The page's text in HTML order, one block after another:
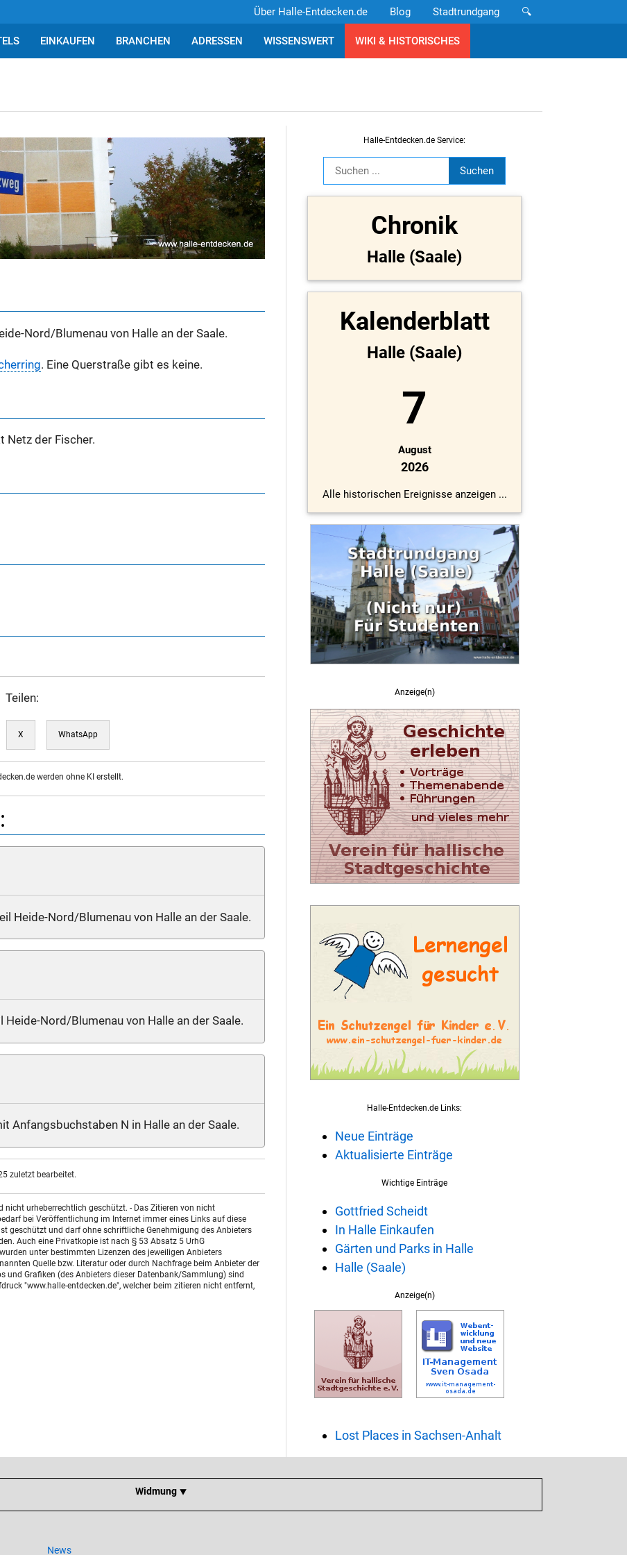
🔍
Stadtrundgang
Blog
Über Halle-Entdecken.de
EINKAUFEN BRANCHEN ADRESSEN WISSENSWERT WIKI & HISTORISCHES
Nord/Blumenau von Halle an der Saale.
. Eine Querstraße gibt es keine.
Netz der Fischer.
Teilen:
X WhatsApp
werden ohne KI erstellt.
Heide-Nord/Blumenau von Halle an der Saale.
Nord/Blumenau von Halle an der Saale.
Anfangsbuchstaben N in Halle an der Saale.
zuletzt bearbeitet.
urheberrechtlich geschützt. - Das Zitieren von nicht
bei Veröffentlichung im Internet immer eines Links auf diese
geschützt und darf ohne schriftliche Genehmigung des Anbieters
Auch eine Privatkopie ist nach § 53 Absatz 5 UrhG
unter bestimmten Lizenzen des jeweiligen Anbieters
Quelle bzw. Literatur oder durch Nachfrage beim Anbieter der
und Grafiken (des Anbieters dieser Datenbank/Sammlung) sind
"www.halle-entdecken.de", welcher beim zitieren nicht entfernt,
Halle-Entdecken.de Service:
Chronik
Halle (Saale)
Kalenderblatt
Halle (Saale)
7
August
2026
Alle historischen Ereignisse anzeigen ...
Anzeige(n)
Halle-Entdecken.de Links:
Neue Einträge
Aktualisierte Einträge
Wichtige Einträge
Gottfried Scheidt
In Halle Einkaufen
Gärten und Parks in Halle
Halle (Saale)
Anzeige(n)
Lost Places in Sachsen-Anhalt
Widmung ⯆
News